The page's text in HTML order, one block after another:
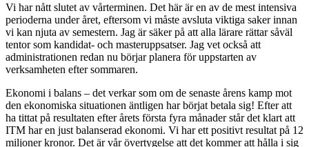
Vi har nått slutet av vårterminen. Det här är en av de mest intensiva
perioderna under året, eftersom vi måste avsluta viktiga saker innan
vi kan njuta av semestern. Jag är säker på att alla lärare rättar såväl
tentor som kandidat- och masteruppsatser. Jag vet också att
administrationen redan nu börjar planera för uppstarten av
verksamheten efter sommaren.
Ekonomi i balans – det verkar som om de senaste årens kamp mot
den ekonomiska situationen äntligen har börjat betala sig! Efter att
ha tittat på resultaten efter årets första fyra månader står det klart att
ITM har en just balanserad ekonomi. Vi har ett positivt resultat på 12
miljoner kronor. Det är vår övertygelse att det kommer att hålla i sig